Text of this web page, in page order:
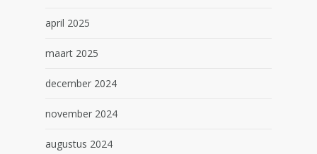
april 2025
maart 2025
december 2024
november 2024
augustus 2024